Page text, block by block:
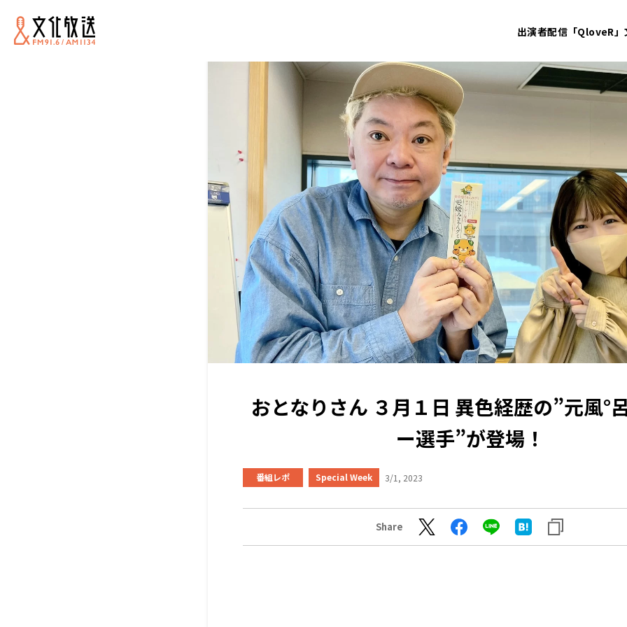
出演者配信「QloveR」
おとなりさん ３月１日 異色経歴の”元風°
ー選手”が登場！
番組レポ Special Week 3/1, 2023
Share